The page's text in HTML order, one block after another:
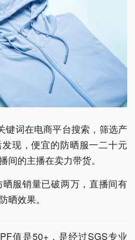
键词在电商平台搜索，筛选产
现，便宜的防晒服一二十元
间的主播在卖力带货。
服销量已破两万，直播间有
晒效果。
值是50+，是经过SGS专业